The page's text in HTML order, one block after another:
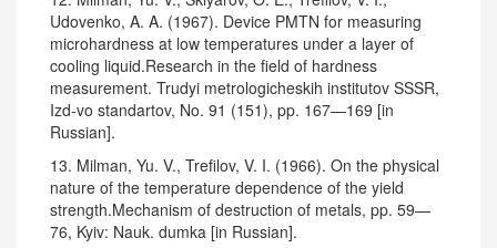
Udovenko, A. A. (1967). Device PMTN for measuring
microhardness at low temperatures under a layer of
cooling liquid.Research in the field of hardness
measurement. Trudyi metrologicheskih institutov SSSR,
Izd-vo standartov, No. 91 (151), pp. 167—169 [in
Russian].
13. Milman, Yu. V., Trefilov, V. I. (1966). On the physical
nature of the temperature dependence of the yield
strength.Mechanism of destruction of metals, pp. 59—
76, Kyiv: Nauk. dumka [in Russian].